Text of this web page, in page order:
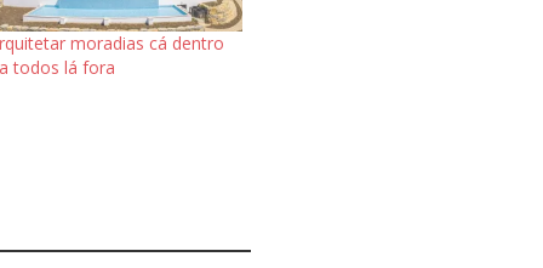
moradias cá dentro
todos lá fora